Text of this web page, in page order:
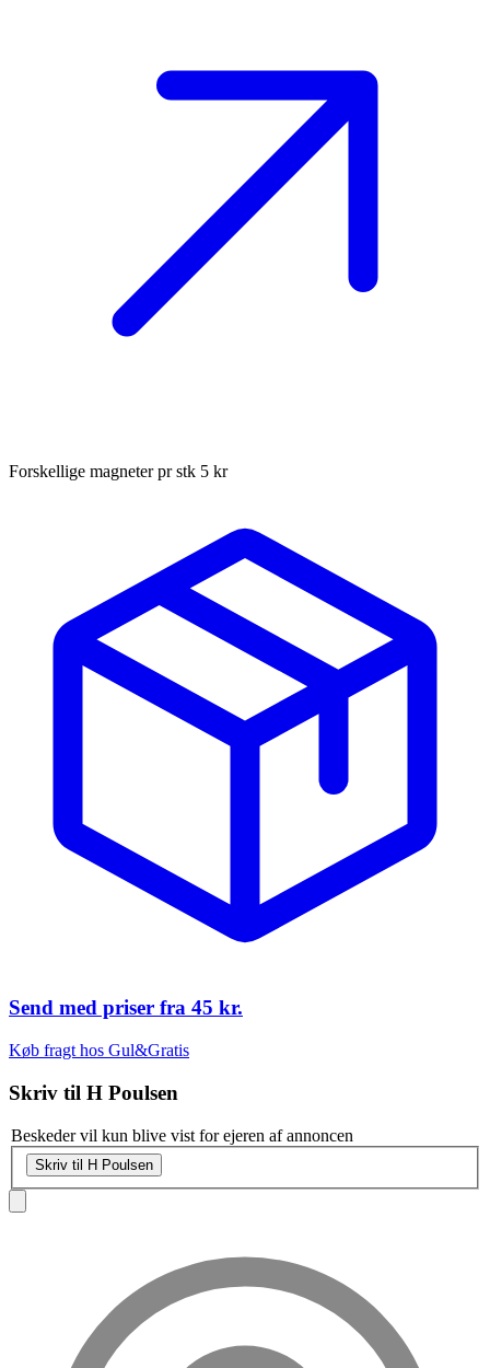
Forskellige magneter pr stk 5 kr
Send med priser fra 45 kr.
Køb fragt hos Gul&Gratis
Skriv til H Poulsen
Beskeder vil kun blive vist for ejeren af annoncen
Skriv til H Poulsen